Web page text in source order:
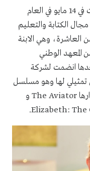
كيت بلانشيت هي ممثلة أسترالية، ولدت في 14 مايو في العام
مجال الكتابة والتعليم
العاشرة، وهي الابنة
الوطني
بعدها انضمت لشركة
تمثيلي لها وهو مسلسل
(شرطة الإنقاذ) عام 1993، ومن أهم أدوارها The Aviator و